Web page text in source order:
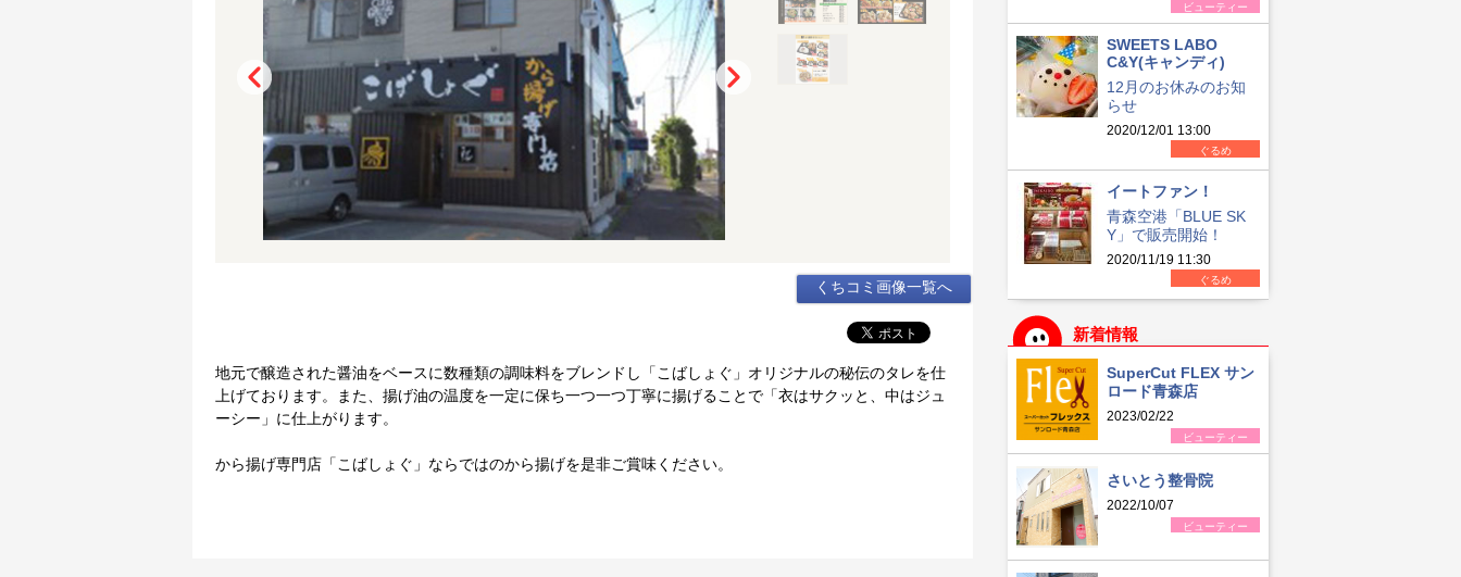
くちコミ画像一覧へ
地元で醸造された醤油をベースに数種類の調味料をブレンドし「こばしょぐ」オリジナルの秘伝のタレを仕
上げております。また、揚げ油の温度を一定に保ち一つ一つ丁寧に揚げることで「衣はサクッと、中はジュ
ーシー」に仕上がります。
から揚げ専門店「こばしょぐ」ならではのから揚げを是非ご賞味ください。
ビューティー
SWEETS LABO
C&Y(キャンディ)
12月のお休みのお知
らせ
2020/12/01 13:00
ぐるめ
イートファン！
青森空港「BLUE SK
Y」で販売開始！
2020/11/19 11:30
ぐるめ
新着情報
SuperCut FLEX サン
ロード青森店
2023/02/22
ビューティー
さいとう整骨院
2022/10/07
ビューティー